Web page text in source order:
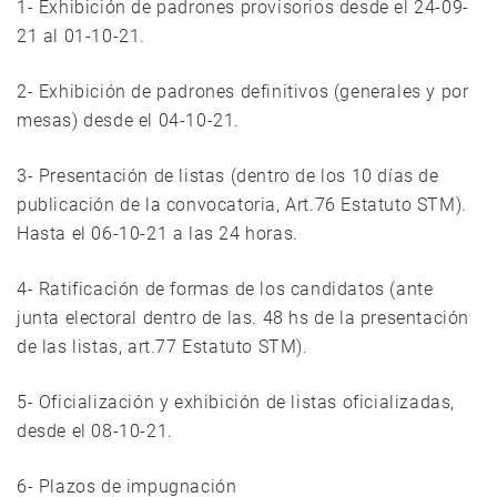
1- Exhibición de padrones provisorios desde el 24-09-
21 al 01-10-21.
2- Exhibición de padrones definitivos (generales y por
mesas) desde el 04-10-21.
3- Presentación de listas (dentro de los 10 días de
publicación de la convocatoria, Art.76 Estatuto STM).
Hasta el 06-10-21 a las 24 horas.
4- Ratificación de formas de los candidatos (ante
junta electoral dentro de las. 48 hs de la presentación
de las listas, art.77 Estatuto STM).
5- Oficialización y exhibición de listas oficializadas,
desde el 08-10-21.
6- Plazos de impugnación